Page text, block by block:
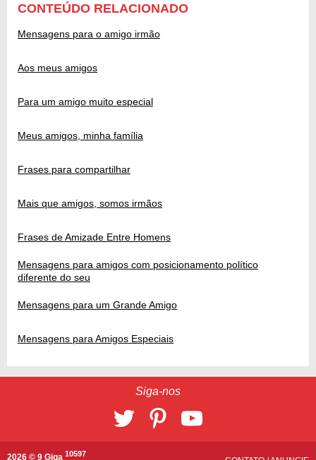
CONTEÚDO RELACIONADO
Mensagens para o amigo irmão
Aos meus amigos
Para um amigo muito especial
Meus amigos, minha família
Frases para compartilhar
Mais que amigos, somos irmãos
Frases de Amizade Entre Homens
Mensagens para amigos com posicionamento político
diferente do seu
Mensagens para um Grande Amigo
Mensagens para Amigos Especiais
Siga-nos
2026 © 9 Giga 10597